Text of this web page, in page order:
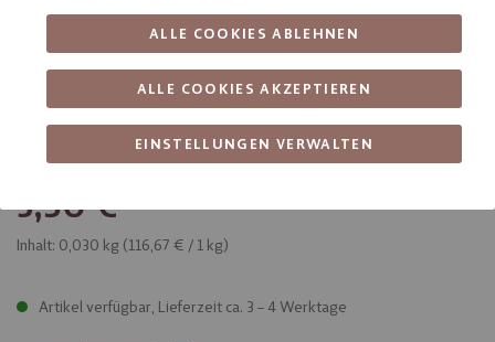
Viba Grußbote "Glückwunsch",
30 g
3,50 €
Grußstange gefüllt mit 3 zart schmelzenden Schicht-Nougat
Inhalt: 0,030 kg (116,67 € / 1 kg)
Artikel verfügbar, Lieferzeit ca. 3 – 4 Werktage
EINSTELLUNGEN VERWALTEN
ALLE COOKIES AKZEPTIEREN
ALLE COOKIES ABLEHNEN